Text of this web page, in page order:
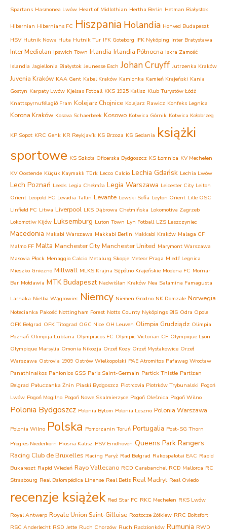
Spartans Hasmonea Lwów Heart of Midlothian Hertha Berlin Hetman Białystok
Hibernian Hibernians FC Hiszpania Holandia Honved Budapeszt
HSV Hutnik Nowa Huta Hutnik Tur IFK Goteborg IFK Nyköping Inter Bratysława
Inter Mediolan Ipswich Town Irlandia Irlandia Północna Iskra Zamość
Islandia Jagiellonia Białystok Jeunesse Esch Johan Cruyff Jutrzenka Kraków
Juvenia Kraków KAA Gent Kabel Kraków Kamionka Kamień Krajeński Kania
Gostyn Karpaty Lwów Kjelsas Fotball KKS 1925 Kalisz Klub Turystów Łódź
Knattspyrnufélagið Fram Kolejarz Chojnice Kolejarz Rawicz Konfeks Legnica
Korona Kraków Kosova Schaerbeek Kosowo Kotwica Górnik Kotwica Kołobrzeg
KP Sopot KRC Genk KR Reykjavík KS Brzoza KS Gedania książki
sportowe KS Szkoła Oficerska Bydgoszcz KS Łomnica KV Mechelen
KV Oostende Küçük Kaymaklı Türk Lecco Calcio Lechia Gdańsk Lechia Lwów
Lech Poznań Leeds Legia Chełmża Legia Warszawa Leicester City Leiton
Orient Leopold FC Levadia Tallin Levante Lewski Sofia Leyton Orient Lille OSC
Linfield FC Litwa Liverpool LKS Dąbrowa Chełmińska Lokomotiva Zagrzeb
Lokomotiw Kijów Luksemburg Luton Town Lyn Fotball LZS Leszczyniec
Macedonia Makabi Warszawa Makkabi Berlin Makkabi Kraków Malaga CF
Malmo FF Malta Manchester City Manchester United Marymont Warszawa
Masovia Płock Menaggio Calcio Metalurg Skopje Meteor Praga Miedź Legnica
Mieszko Gniezno Millwall MLKS Krajna Sępólno Krajeńskie Modena FC Mornar
Bar Mołdawia MTK Budapeszt Nadwiślan Kraków Nea Salamina Famagusta
Larnaka Nielba Wągrowiec Niemcy Niemen Grodno NK Domzale Norwegia
Notecianka Pakość Nottingham Forest Notts County Nyköpings BIS Odra Opole
OFK Belgrad OFK Titograd OGC Nice OH Leuven Olimpia Grudziądz Olimpia
Poznań Olimpija Lublana Olympiacos FC Olympic Victorian CF Olympique Lyon
Olympique Marsylia Omonia Nikozja Orzeł Kozy Orzeł Mysłakowice Orzeł
Warszawa Ostrovia 1909 Ostrów Wielkopolski PAE Atromitos Pafawag Wrocław
Panathinaikos Panionios GSS Paris Saint-Germain Partick Thistle Partizan
Belgrad Pałuczanka Żnin Piaski Bydgoszcz Piotrcovia Piotrków Trybunalski Pogoń
Lwów Pogoń Mogilno Pogoń Nowe Skalmierzyce Pogoń Oleśnica Pogoń Wilno
Polonia Bydgoszcz Polonia Bytom Polonia Leszno Polonia Warszawa
Polonia Wilno Polska Pomorzanin Toruń Portugalia Post-SG Thorn
Progres Niederkorn Prosna Kalisz PSV Eindhoven Queens Park Rangers
Racing Club de Bruxelles Racing Paryż Rad Belgrad Rakospalotai EAC Rapid
Bukareszt Rapid Wiedeń Rayo Vallecano RCD Carabanchel RCD Mallorca RC
Strasbourg Real Balompédica Linense Real Betis Real Madryt Real Oviedo
recenzje książek Red Star FC RKC Mechelen RKS Lwów
Royal Antwerp Royale Union Saint-Gilloise Roztocze Żółkiew RRC Boitsfort
RSC Anderlecht RSD Jette Ruch Chorzów Ruch Radzionków Rumunia RWD